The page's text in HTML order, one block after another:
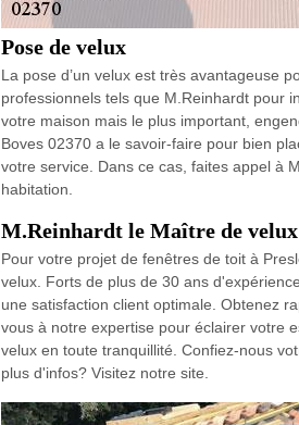
Pose de velux
La pose d’un velux est très avantageuse
professionnels tels que M.Reinhardt pour
votre maison mais le plus important,
Boves 02370 a le savoir-faire pour bien
votre service. Dans ce cas, faites appel à
habitation.
M.Reinhardt le Maître de velux
Pour votre projet de fenêtres de toit à
velux. Forts de plus de 30 ans
une satisfaction client optimale. Obtenez
vous à notre expertise pour éclairer votre
velux en toute tranquillité. Confiez-nous
plus d'infos? Visitez notre site.